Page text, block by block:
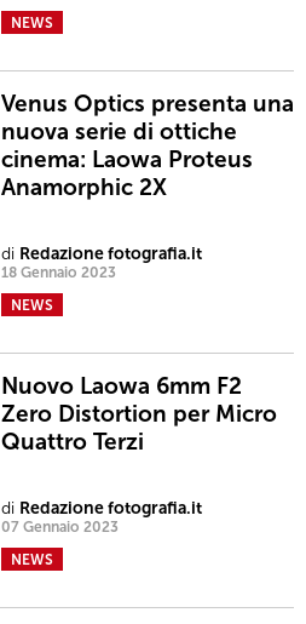
NEWS
Venus Optics presenta una
nuova serie di ottiche
cinema: Laowa Proteus
Anamorphic 2X
di Redazione fotografia.it
18 Gennaio 2023
NEWS
Nuovo Laowa 6mm F2
Zero Distortion per Micro
Quattro Terzi
di Redazione fotografia.it
07 Gennaio 2023
NEWS